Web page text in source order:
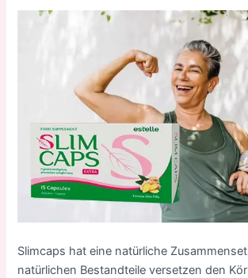
Slimcaps hat eine natürliche
natürlichen Bestandteile versetzen den